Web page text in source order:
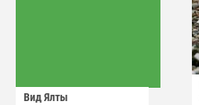
Вид Ялты